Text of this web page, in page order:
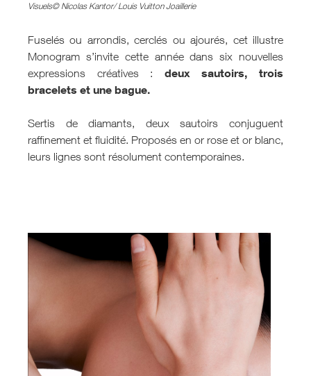
Visuels© Nicolas Kantor/ Louis Vuitton Joaillerie
Fuselés ou arrondis, cerclés ou ajourés, cet illustre
Monogram s’invite cette année dans six nouvelles
expressions créatives : deux sautoirs, trois
bracelets et une bague.
Sertis de diamants, deux sautoirs conjuguent
raffinement et fluidité. Proposés en or rose et or blanc,
leurs lignes sont résolument contemporaines.